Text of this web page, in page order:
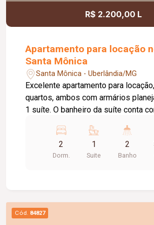
R$ 2.200,00 L
Apartamento para locação
Santa Mônica
Santa Mônica - Uberlândia/MG
Excelente apartamento para
quartos, ambos com armários
1 suíte. O banheiro da suíte conta
ampla e bem iluminada, sacada com
churrasqueira, cozinha com
cooktop, área de serviço com
com capacidade para 2 carros. Um imóvel
confortável, funcional e pronto para
2
Dorm.
1
Suite
2
Banho
Cód. 84827